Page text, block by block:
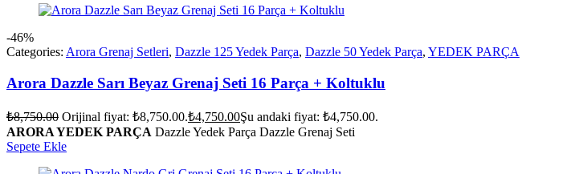
-46%
Categories: Arora Grenaj Setleri, Dazzle 125 Yedek Parça, Dazzle 50 Yedek Parça, YEDEK PARÇA
Arora Dazzle Sarı Beyaz Grenaj Seti 16 Parça + Koltuklu
₺8,750.00 Orijinal fiyat: ₺8,750.00.₺4,750.00Şu andaki fiyat: ₺4,750.00.
ARORA YEDEK PARÇA Dazzle Yedek Parça Dazzle Grenaj Seti
Sepete Ekle